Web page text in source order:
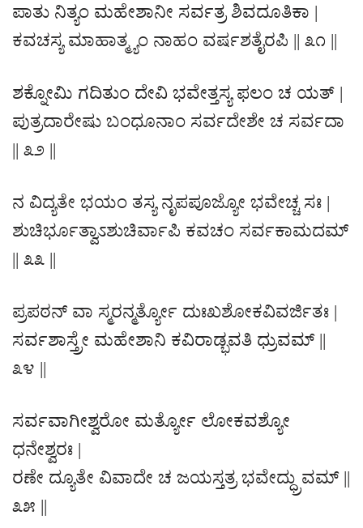
ಪಾತು ನಿತ್ಯಂ ಮಹೇಶಾನೀ ಸರ್ವತ್ರ ಶಿವದೂತಿಕಾ |
ಕವಚಸ್ಯ ಮಾಹಾತ್ಮ್ಯಂ ನಾಹಂ ವರ್ಷಶತೈರಪಿ || ೩೧ ||
ಶಕ್ನೋಮಿ ಗದಿತುಂ ದೇವಿ ಭವೇತ್ತಸ್ಯ ಫಲಂ ಚ ಯತ್ |
ಪುತ್ರದಾರೇಷು ಬಂಧೂನಾಂ ಸರ್ವದೇಶೇ ಚ ಸರ್ವದಾ
|| ೩೨ ||
ನ ವಿದ್ಯತೇ ಭಯಂ ತಸ್ಯ ನೃಪಪೂಜ್ಯೋ ಭವೇಚ್ಚ ಸಃ |
ಶುಚಿರ್ಭೂತ್ವಾಽಶುಚಿರ್ವಾಪಿ ಕವಚಂ ಸರ್ವಕಾಮದಮ್
|| ೩೩ ||
ಪ್ರಪಠನ್ ವಾ ಸ್ಮರನ್ಮರ್ತ್ಯೋ ದುಃಖಶೋಕವಿವರ್ಜಿತಃ |
ಸರ್ವಶಾಸ್ತ್ರೇ ಮಹೇಶಾನಿ ಕವಿರಾಡ್ಭವತಿ ಧ್ರುವಮ್ ||
೩೪ ||
ಸರ್ವವಾಗೀಶ್ವರೋ ಮರ್ತ್ಯೋ ಲೋಕವಶ್ಯೋ
ಧನೇಶ್ವರಃ |
ರಣೇ ದ್ಯೂತೇ ವಿವಾದೇ ಚ ಜಯಸ್ತತ್ರ ಭವೇದ್ಧ್ರುವಮ್ ||
೩೫ ||